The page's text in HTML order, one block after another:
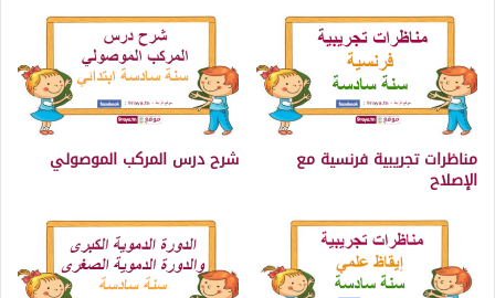
مناظرات تجريبية فرنسية مع
الإصلاح
شرح درس المركب الموصولي